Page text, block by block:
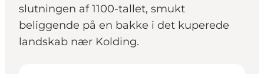
slutningen af 1100-tallet, smukt
beliggende på en bakke i det kuperede
landskab nær Kolding.